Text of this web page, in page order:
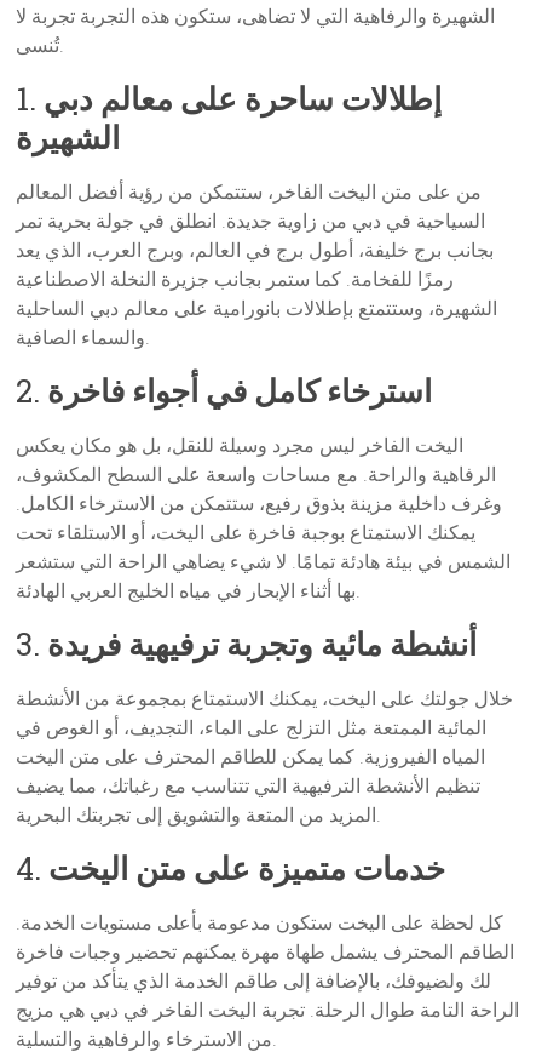
الشهيرة والرفاهية التي لا تضاهى، ستكون هذه التجربة تجربة لا
تُنسى.
1. إطلالات ساحرة على معالم دبي
الشهيرة
من على متن اليخت الفاخر، ستتمكن من رؤية أفضل المعالم
السياحية في دبي من زاوية جديدة. انطلق في جولة بحرية تمر
بجانب برج خليفة، أطول برج في العالم، وبرج العرب، الذي يعد
رمزًا للفخامة. كما ستمر بجانب جزيرة النخلة الاصطناعية
الشهيرة، وستتمتع بإطلالات بانورامية على معالم دبي الساحلية
والسماء الصافية.
2. استرخاء كامل في أجواء فاخرة
اليخت الفاخر ليس مجرد وسيلة للنقل، بل هو مكان يعكس
الرفاهية والراحة. مع مساحات واسعة على السطح المكشوف،
وغرف داخلية مزينة بذوق رفيع، ستتمكن من الاسترخاء الكامل.
يمكنك الاستمتاع بوجبة فاخرة على اليخت، أو الاستلقاء تحت
الشمس في بيئة هادئة تمامًا. لا شيء يضاهي الراحة التي ستشعر
بها أثناء الإبحار في مياه الخليج العربي الهادئة.
3. أنشطة مائية وتجربة ترفيهية فريدة
خلال جولتك على اليخت، يمكنك الاستمتاع بمجموعة من الأنشطة
المائية الممتعة مثل التزلج على الماء، التجديف، أو الغوص في
المياه الفيروزية. كما يمكن للطاقم المحترف على متن اليخت
تنظيم الأنشطة الترفيهية التي تتناسب مع رغباتك، مما يضيف
المزيد من المتعة والتشويق إلى تجربتك البحرية.
4. خدمات متميزة على متن اليخت
كل لحظة على اليخت ستكون مدعومة بأعلى مستويات الخدمة.
الطاقم المحترف يشمل طهاة مهرة يمكنهم تحضير وجبات فاخرة
لك ولضيوفك، بالإضافة إلى طاقم الخدمة الذي يتأكد من توفير
الراحة التامة طوال الرحلة. تجربة اليخت الفاخر في دبي هي مزيج
من الاسترخاء والرفاهية والتسلية.